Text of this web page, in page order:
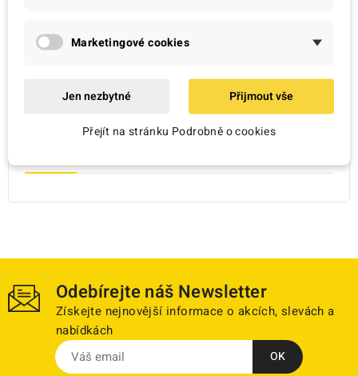
Odebírejte náš Newsletter
Získejte nejnovější informace o akcích, slevách a
nabídkách
Marketingové cookies
Jen nezbytné Přijmout vše
Přejít na stránku Podrobně o cookies